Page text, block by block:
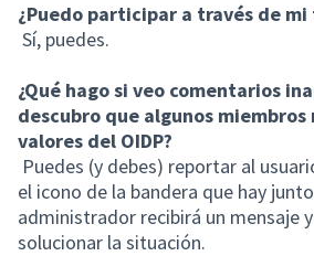
¿Puedo participar a través de
Sí, puedes.
¿Qué hago si veo comentarios
descubro que algunos
valores del OIDP?
Puedes (y debes) reportar al
el icono de la bandera que hay
administrador recibirá un mensaje
solucionar la situación.